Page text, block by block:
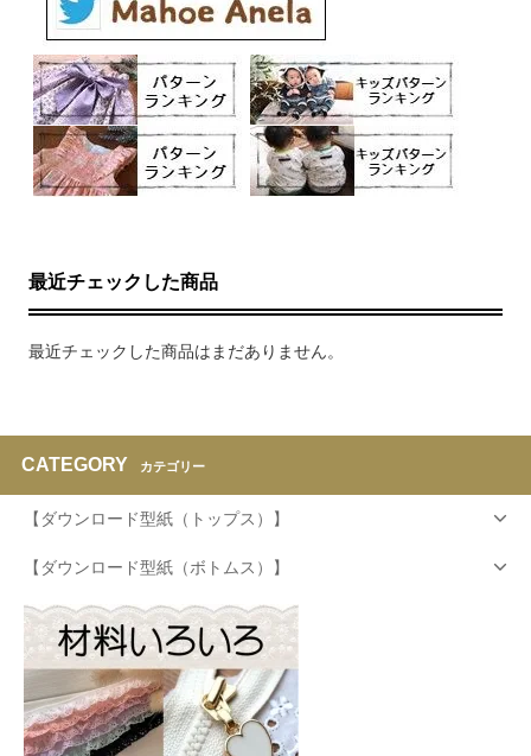
最近チェックした商品
最近チェックした商品はまだありません。
CATEGORY カテゴリー
【ダウンロード型紙（トップス）】
【ダウンロード型紙（ボトムス）】